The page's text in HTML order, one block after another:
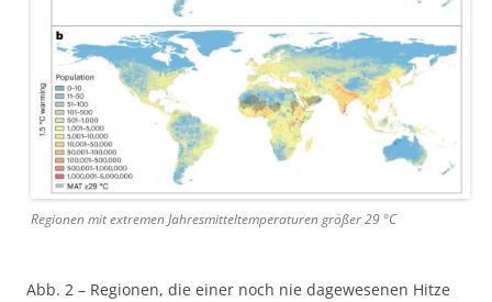
Regionen mit extremen Jahresmitteltemperaturen größer 29 °C
Abb. 2 – Regionen, die einer noch nie dagewesenen Hitze